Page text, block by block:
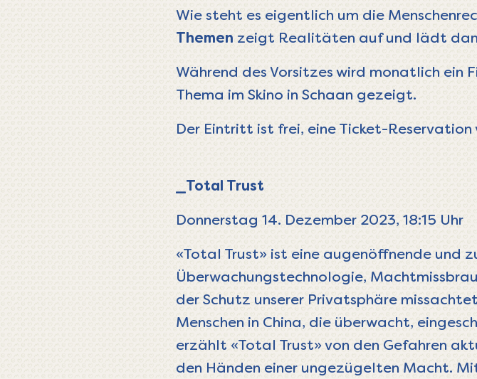
Wie steht es eigentlich um die
Themen zeigt Realitäten auf und lädt
Während des Vorsitzes wird monatlich ein
Thema im Skino in Schaan gezeigt.
Der Eintritt ist frei, eine Ticket-
_Total Trust
Donnerstag 14. Dezember 2023, 18:15 Uhr
«Total Trust» ist eine augenöffnende und
Überwachungstechnologie,
der Schutz unserer Privatsphäre
Menschen in China, die überwacht,
erzählt «Total Trust» von den Gefahren
den Händen einer ungezügelten Macht.